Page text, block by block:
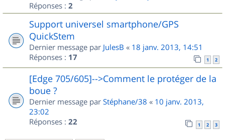
Réponses : 2
Support universel smartphone/GPS
QuickStem
Dernier message par JulesB « 18 janv. 2013, 14:51
Réponses : 17 1 2
[Edge 705/605]-->Comment le protéger de la
boue ?
Dernier message par Stéphane/38 « 10 janv. 2013,
23:02
Réponses : 22 1 2 3